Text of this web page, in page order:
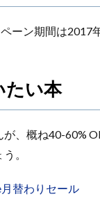
ーン期間は2017
たい本
、概ね40-60%
。
替わりセール